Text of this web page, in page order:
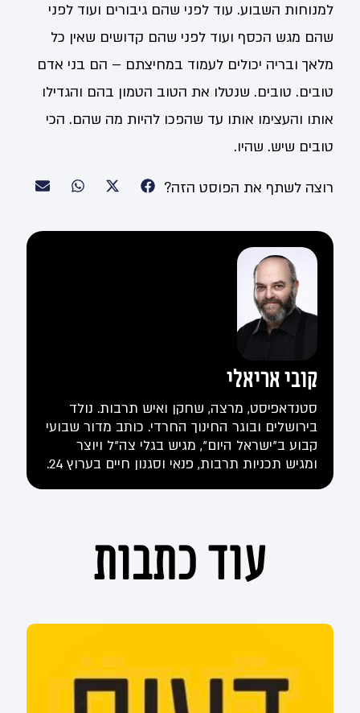
למנוחות השבוע. עוד לפני שהם גיבורים ועוד לפני
שהם מגש הכסף ועוד לפני שהם קדושים שאין כל
מלאך ובריה יכולים לעמוד במחיצתם – הם בני אדם
טובים. טובים. שנטלו את הטוב הטמון בהם והגדילו
אותו והעצימו אותו עד שהפכו להיות מה שהם. הכי
טובים שיש. שהיו.
רוצה לשתף את הפוסט הזה?
קובי אריאלי
סטנדאפיסט, מרצה, שחקן ואיש תרבות. נולד
בירושלים ובוגר החינוך החרדי. כותב מדור שבועי
קבוע ב"ישראל היום", מגיש בגלי צה"ל ויוצר
ומגיש תכניות תרבות, פנאי וסגנון חיים בערוץ 24.
עוד כתבות